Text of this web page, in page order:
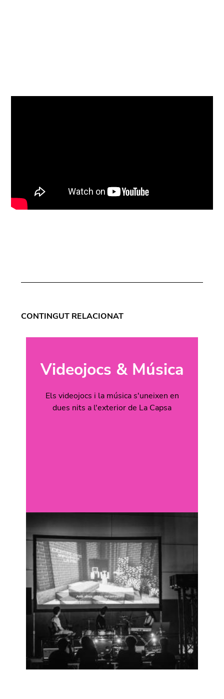
CONTINGUT RELACIONAT
Videojocs & Música
Els videojocs i la música s'uneixen en
dues nits a l'exterior de La Capsa